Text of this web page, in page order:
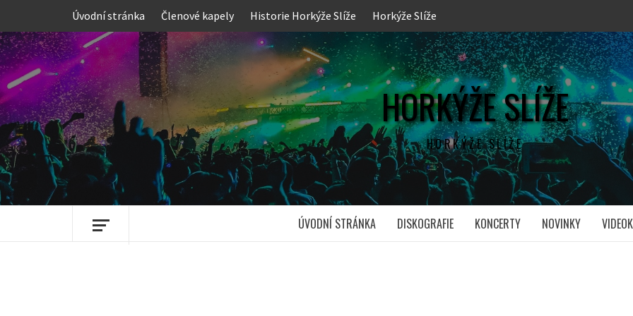
content
Úvodní stránka Členové kapely Historie Horkýže Slíže Horkýže Slíže
HORKÝŽE SLÍŽE
HORKÝŽE SLÍŽE
ÚVODNÍ STRÁNKA DISKOGRAFIE KONCERTY NOVINKY